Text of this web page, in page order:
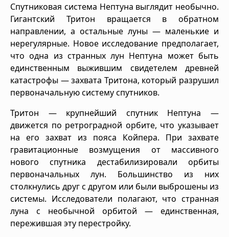
Спутниковая система Нептуна выглядит необычно.
Гигантский Тритон вращается в обратном
направлении, а остальные луны — маленькие и
нерегулярные. Новое исследование предполагает,
что одна из странных лун Нептуна может быть
единственным выжившим свидетелем древней
катастрофы — захвата Тритона, который разрушил
первоначальную систему спутников.
Тритон — крупнейший спутник Нептуна —
движется по ретроградной орбите, что указывает
на его захват из пояса Койпера. При захвате
гравитационные возмущения от массивного
нового спутника дестабилизировали орбиты
первоначальных лун. Большинство из них
столкнулись друг с другом или были выброшены из
системы. Исследователи полагают, что странная
луна с необычной орбитой — единственная,
пережившая эту перестройку.